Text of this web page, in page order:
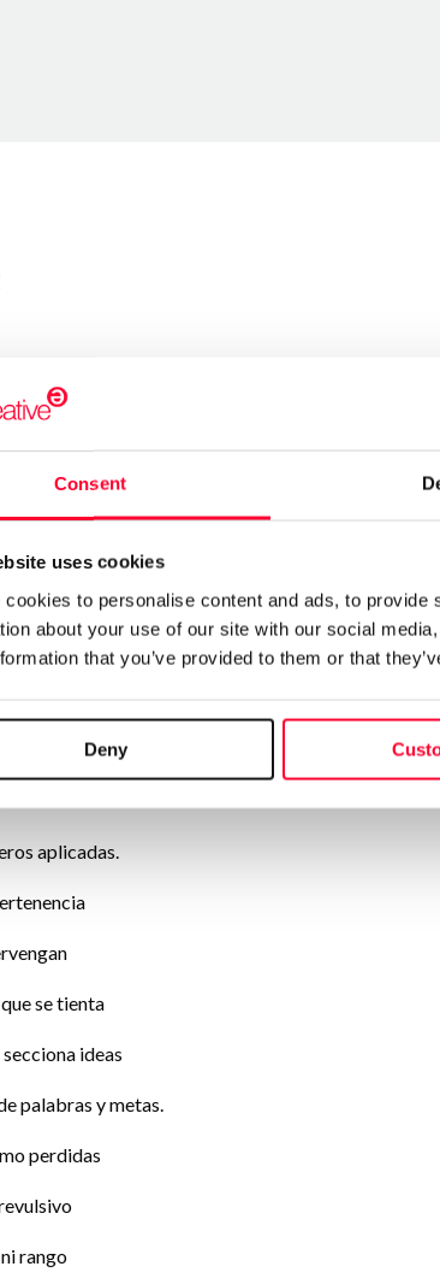
Consent
uses cookies
cookies to personalise content and ads, to
about your use of our site with our social
that you’ve provided to them or that
Deny
/ Music
se delibera, con la
difuminado que
ser descalificadas
aplicadas.
se tienta
ideas
palabras y metas.
perdidas
rango